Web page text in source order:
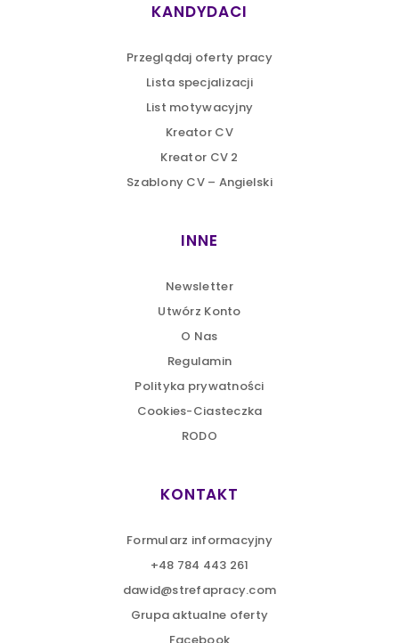
KANDYDACI
Przeglądaj oferty pracy
Lista specjalizacji
List motywacyjny
Kreator CV
Kreator CV 2
Szablony CV – Angielski
INNE
Newsletter
Utwórz Konto
O Nas
Regulamin
Polityka prywatności
Cookies-Ciasteczka
RODO
KONTAKT
Formularz informacyjny
+48 784 443 261
dawid@strefapracy.com
Grupa aktualne oferty